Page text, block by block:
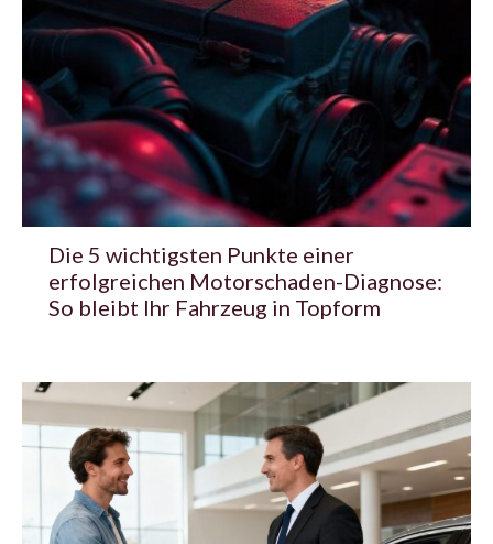
Die 5 wichtigsten Punkte einer
erfolgreichen Motorschaden-Diagnose:
So bleibt Ihr Fahrzeug in Topform